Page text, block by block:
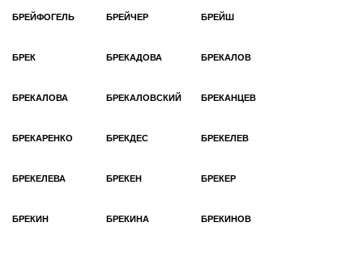
БРЕЙФОГЕЛЬ БРЕЙЧЕР БРЕЙШ
БРЕК БРЕКАДОВА БРЕКАЛОВ
БРЕКАЛОВА БРЕКАЛОВСКИЙ БРЕКАНЦЕВ
БРЕКАРЕНКО БРЕКДЕС БРЕКЕЛЕВ
БРЕКЕЛЕВА БРЕКЕН БРЕКЕР
БРЕКИН БРЕКИНА БРЕКИНОВ